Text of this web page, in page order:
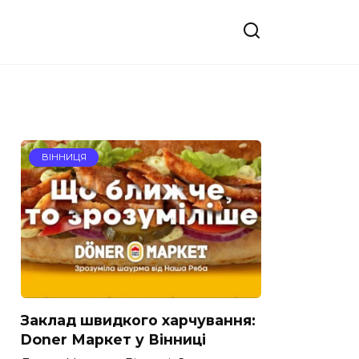
ВІННИЦЯ
Заклад швидкого харчування:
Doner Маркет у Вінниці